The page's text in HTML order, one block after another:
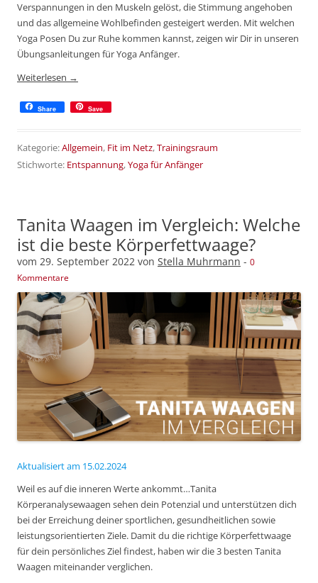
Verspannungen in den Muskeln gelöst, die Stimmung angehoben
und das allgemeine Wohlbefinden gesteigert werden. Mit welchen
Yoga Posen Du zur Ruhe kommen kannst, zeigen wir Dir in unseren
Übungsanleitungen für Yoga Anfänger.
Weiterlesen →
Share Save
Kategorie:Allgemein, Fit im Netz,Trainingsraum
Stichworte: Entspannung,Yoga für Anfänger
Tanita Waagen im Vergleich: Welche
ist die beste Körperfettwaage?
vom 29. September 2022 von Stella Muhrmann - 0
Kommentare
Aktualisiert am 15.02.2024
Weil es auf die inneren Werte ankommt…Tanita
Körperanalysewaagen sehen dein Potenzial und unterstützen dich
bei der Erreichung deiner sportlichen, gesundheitlichen sowie
leistungsorientierten Ziele. Damit du die richtige Körperfettwaage
für dein persönliches Ziel findest, haben wir die 3 besten Tanita
Waagen miteinander verglichen.